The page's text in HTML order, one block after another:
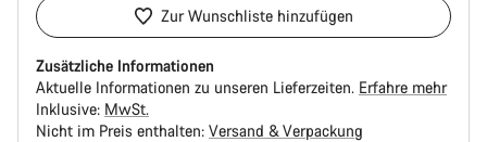
Zur Wunschliste hinzufügen
Zusätzliche Informationen
Aktuelle Informationen zu unseren Lieferzeiten. Erfahre mehr
Inklusive: MwSt.
Nicht im Preis enthalten: Versand & Verpackung